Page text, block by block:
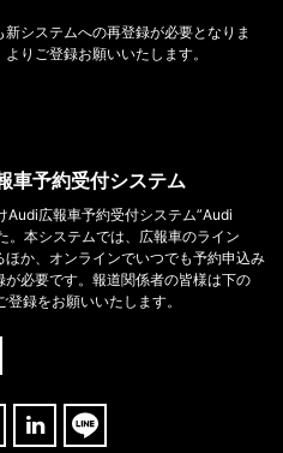
システムへの再登録が必要となりま
りご登録お願いいたします。
予約受付システム
広報車予約受付システム”Audi
。本システムでは、広報車のライン
か、オンラインでいつでも予約申込み
必要です。報道関係者の皆様は下の
録をお願いいたします。
